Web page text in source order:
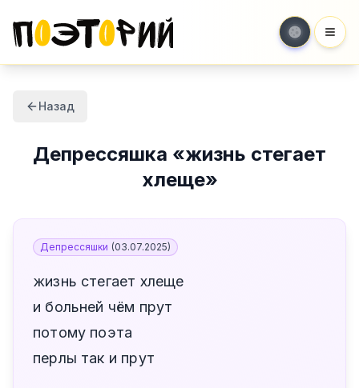
Назад
Депрессяшка «жизнь стегает
хлеще»
Депрессяшки (03.07.2025)
жизнь стегает хлеще
и больней чём прут
потому поэта
перлы так и прут